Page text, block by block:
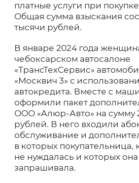
платные услуги при
Общая сумма взыскания
тысячи рублей.
В январе 2024 года
чебоксарском автосалоне
«ТрансТехСервис»
«Москвич 3» с
автокредита. Вместе с
оформили пакет
ООО «Алюр-Авто» на сумму
рублей. В него входили
обслуживание и
в которых покупательница,
не нуждалась и которых
запрашивала.